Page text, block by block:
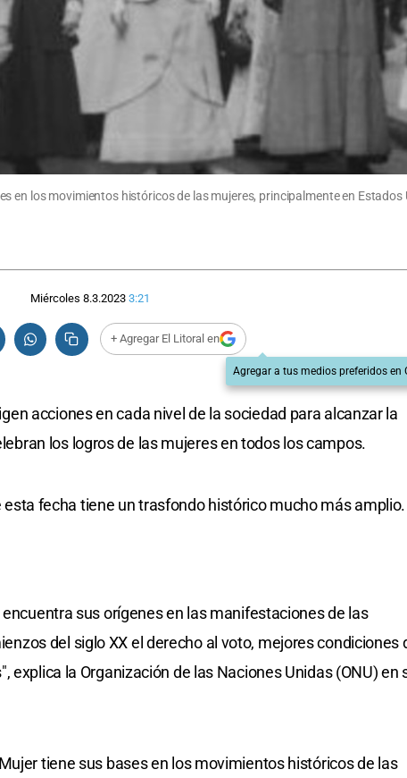
en los movimientos históricos de las mujeres, principalmente en
Miércoles 8.3.2023 3:21
+ Agregar El Litoral en
Agregar a tus medios preferidos en
acciones en cada nivel de la sociedad para alcanzar la
los logros de las mujeres en todos los campos.
fecha tiene un trasfondo histórico mucho más amplio.
sus orígenes en las manifestaciones de las
del siglo XX el derecho al voto, mejores condiciones
explica la Organización de las Naciones Unidas (ONU) en
tiene sus bases en los movimientos históricos de las